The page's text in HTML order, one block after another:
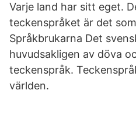
Varje land har sitt eget.
teckenspråket är det
Språkbrukarna Det
huvudsakligen av döva
teckenspråk.
världen.